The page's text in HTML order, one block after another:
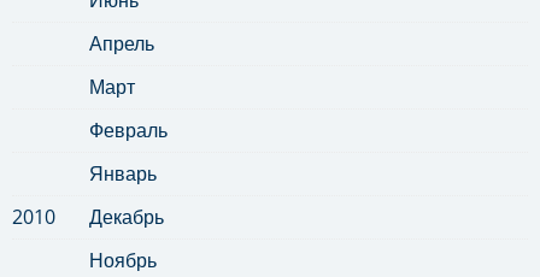
Апрель
Март
Февраль
Январь
2010
Декабрь
Ноябрь